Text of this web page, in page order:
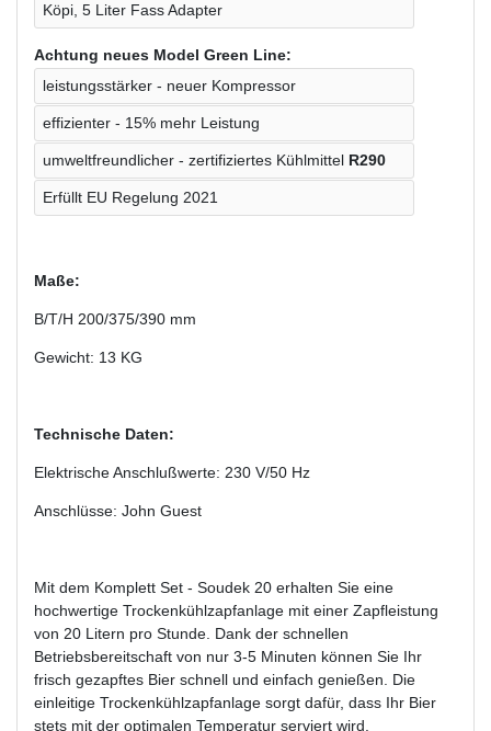
Köpi, 5 Liter Fass Adapter
Achtung neues Model Green Line:
leistungsstärker - neuer Kompressor
effizienter - 15% mehr Leistung
umweltfreundlicher - zertifiziertes Kühlmittel R290
Erfüllt EU Regelung 2021
Maße:
B/T/H 200/375/390 mm
Gewicht: 13 KG
Technische Daten:
Elektrische Anschlußwerte: 230 V/50 Hz
Anschlüsse: John Guest
Mit dem Komplett Set - Soudek 20 erhalten Sie eine
hochwertige Trockenkühlzapfanlage mit einer Zapfleistung
von 20 Litern pro Stunde. Dank der schnellen
Betriebsbereitschaft von nur 3-5 Minuten können Sie Ihr
frisch gezapftes Bier schnell und einfach genießen. Die
einleitige Trockenkühlzapfanlage sorgt dafür, dass Ihr Bier
stets mit der optimalen Temperatur serviert wird.